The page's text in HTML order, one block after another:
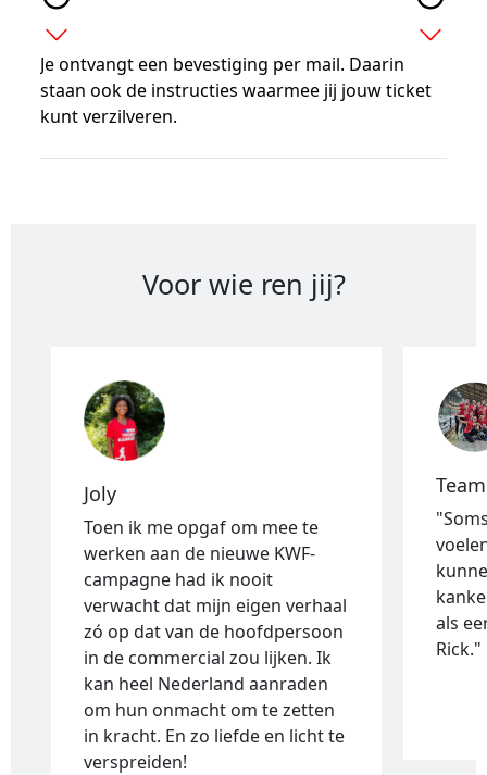
expand_more
expand_more
Je ontvangt een bevestiging per mail. Daarin
staan ook de instructies waarmee jij jouw ticket
kunt verzilveren.
Voor wie ren jij?
Joly
Toen ik me opgaf om mee te
werken aan de nieuwe KWF-
campagne had ik nooit
verwacht dat mijn eigen verhaal
zó op dat van de hoofdpersoon
in de commercial zou lijken. Ik
kan heel Nederland aanraden
om hun onmacht om te zetten
in kracht. En zo liefde en licht te
verspreiden!
als
Rick."